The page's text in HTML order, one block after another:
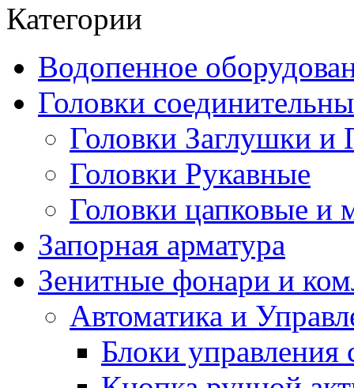
Категории
Водопенное
Головки
Головки Заглушки и
Головки Рукавные
Головки цапковые и
Запорная арматура
Зенитные фонари и
Автоматика и
Блоки